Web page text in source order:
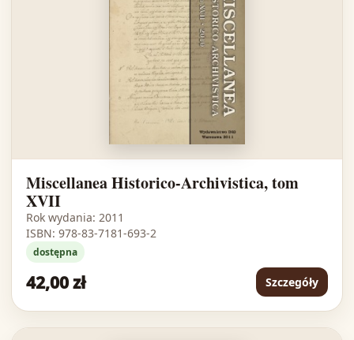
Miscellanea Historico-Archivistica, tom
XVII
Rok wydania: 2011
ISBN: 978-83-7181-693-2
dostępna
42,00 zł Szczegóły